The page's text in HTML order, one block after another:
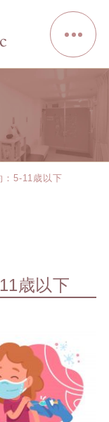
：5-11歳以下
歳以下